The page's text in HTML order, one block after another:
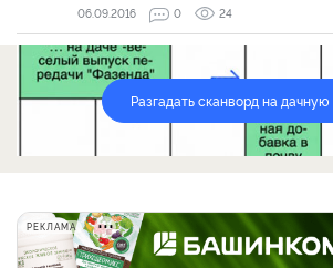
06.09.2016
0 24
Разгадать сканворд на
РЕКЛАМА